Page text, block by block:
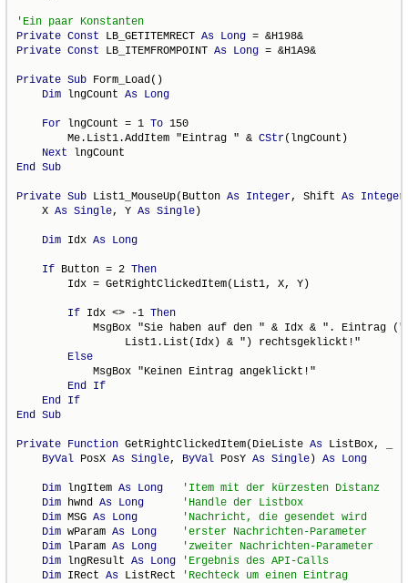
Private Const LB_GETITEMRECT As Long
Private Const LB_ITEMFROMPOINT As Long = &H1A9&
Private Sub Form_Load()
Dim lngCount As Long
For lngCount = 1 To 150
        Me.List1.AddItem "Eintrag " &
CStr(lngCount)
Next
End Sub
Private Sub List1_MouseUp(Button As Integer, Shift As Integer
    X
As Single, Y As Single)
Dim Idx As Long
If Button = 2 Then
        Idx = GetRightClickedItem(List1, X, Y)
If Idx <> -1 Then
MsgBox "Sie haben auf den " & Idx & ". Eintrag ("
                 List1.List(Idx) & ") rechtsgeklickt!"
Else
            MsgBox "Keinen Eintrag angeklickt!"
End
If
End
If
End Sub
Private Function GetRightClickedItem(DieListe As ListBox, _
ByVal PosX As Single, ByVal PosY As Single) As Long
Dim lngItem As Long
Dim hwnd As Long
Dim MSG As Long
Dim wParam As Long
Dim lParam As Long
Dim lngResult As Long
Dim IRect As ListRect